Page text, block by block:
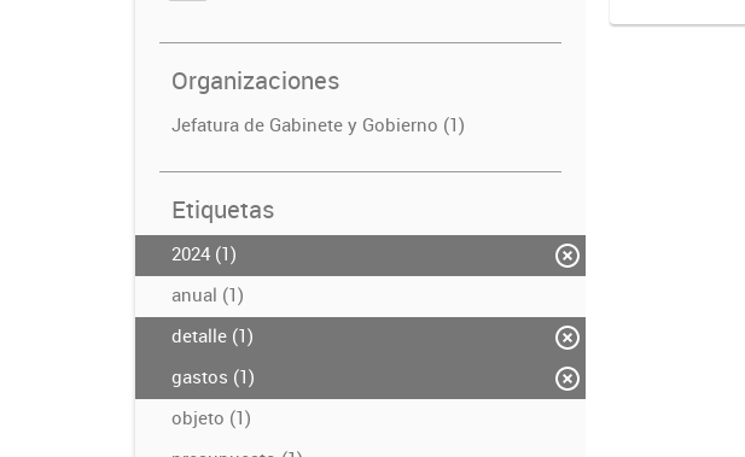
Organizaciones
Jefatura de Gabinete y Gobierno (1)
Etiquetas
2024 (1)
anual (1)
detalle (1)
gastos (1)
objeto (1)
año 2024.